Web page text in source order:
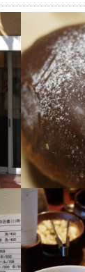
マンマー
ノ
★☆☆